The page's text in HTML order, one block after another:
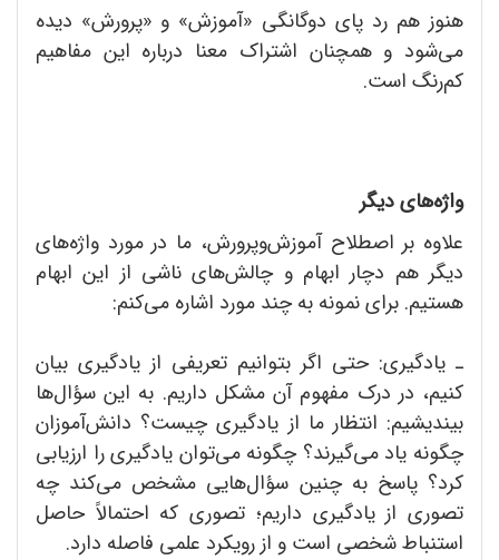
هنوز هم رد پای دوگانگی «آموزش» و «پرورش» دیده
می‌شود و همچنان اشتراک معنا درباره این مفاهیم
کم‌رنگ است.
واژه‌های دیگر
علاوه بر اصطلاح آموزش‌وپرورش، ما در مورد واژه‌های
دیگر هم دچار ابهام و چالش‌های ناشی از این ابهام
هستیم. برای نمونه به چند مورد اشاره می‌کنم:
ـ یادگیری: حتی اگر بتوانیم تعریفی از یادگیری بیان
کنیم، در درک مفهوم آن مشکل داریم. به این سؤال‌ها
بیندیشیم: انتظار ما از یادگیری چیست؟ دانش‌آموزان
چگونه یاد می‌گیرند؟ چگونه می‌توان یادگیری را ارزیابی
کرد؟ پاسخ به چنین سؤال‌هایی مشخص می‌‌کند چه
تصوری از یادگیری داریم؛ تصوری که احتمالاً حاصل
استنباط شخصی است و از رویکرد علمی فاصله دارد.